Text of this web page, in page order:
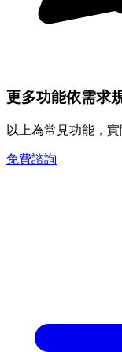
更多功能依需求
以上為常見功能，
免費諮詢